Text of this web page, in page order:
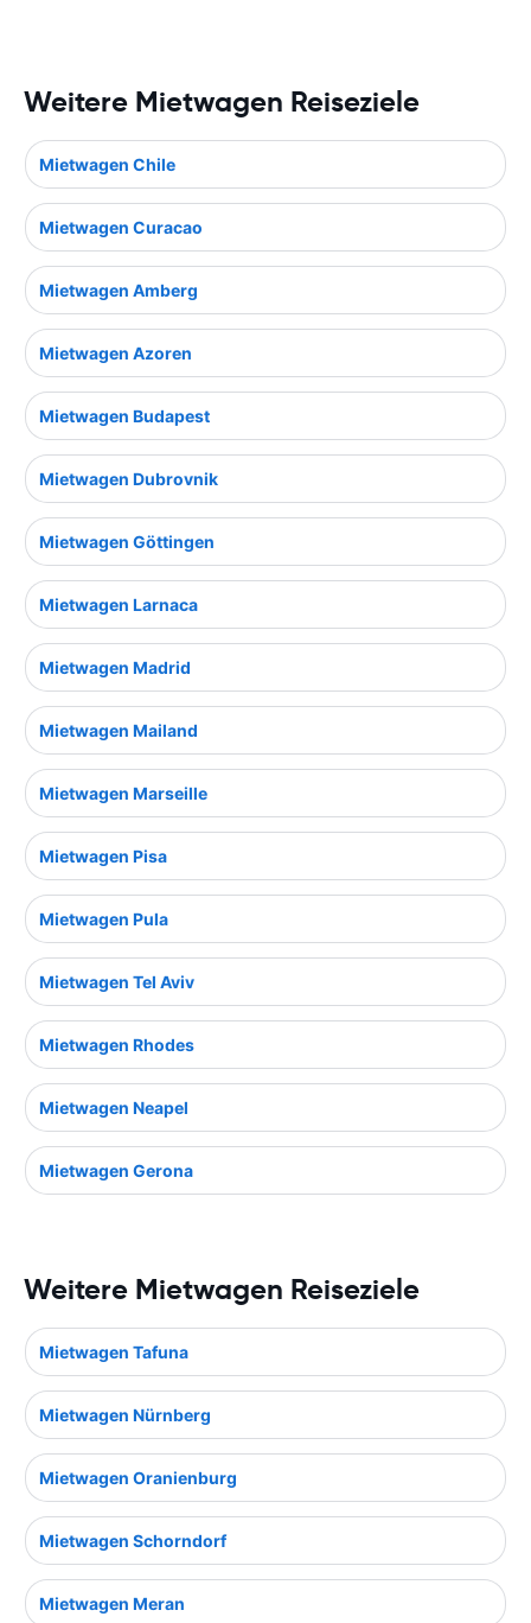
Weitere Mietwagen Reiseziele
Mietwagen Chile
Mietwagen Curacao
Mietwagen Amberg
Mietwagen Azoren
Mietwagen Budapest
Mietwagen Dubrovnik
Mietwagen Göttingen
Mietwagen Larnaca
Mietwagen Madrid
Mietwagen Mailand
Mietwagen Marseille
Mietwagen Pisa
Mietwagen Pula
Mietwagen Tel Aviv
Mietwagen Rhodes
Mietwagen Neapel
Mietwagen Gerona
Weitere Mietwagen Reiseziele
Mietwagen Tafuna
Mietwagen Nürnberg
Mietwagen Oranienburg
Mietwagen Schorndorf
Mietwagen Meran